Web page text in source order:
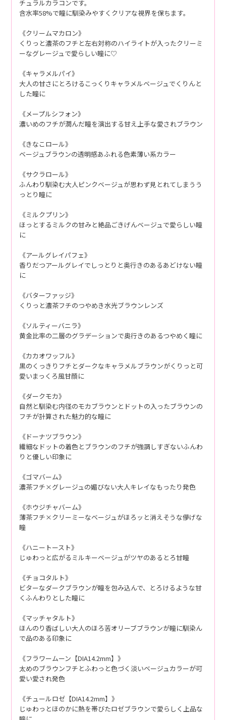
チュラルカラコンです。
含水率58%で瞳に馴染みやすくクリアな視界を保ちます。
《クリームマカロン》
くりっと濃茶のフチと左右対称のハイライトが入ったクリーミ
ーなグレージュで愛らしい瞳に♡
《キャラメルパイ》
大人の甘さにとろけるこっくりキャラメルベージュでくりんと
した瞳に
《メープルシフォン》
濃いめのフチが潤んだ瞳を演出する甘え上手な愛されブラウン
《きなこロール》
ベージュブラウンの透明感あふれる色素薄い系カラー
《サクラロール》
ふんわり馴染む大人ピンクベージュが思わず見とれてしまうう
っとり瞳に
《ミルクプリン》
ほっとするミルクの甘みと絶品ごきげんベージュで愛らしい瞳
に
《アールグレイパフェ》
香りだつアールグレイでしっとりと奥行きのあるあどけない瞳
に
《バターファッジ》
くりっと濃茶フチのつやめき水光ブラウンレンズ
《ソルティーバニラ》
黄金比率の二層のグラデーションで奥行きのあるつやめく瞳に
《カカオワッフル》
黒のくっきりフチとダークなキャラメルブラウンがくりっと可
愛いまっくろ風甘顔に
《ダークモカ》
自然と馴染む内径のモカブラウンとドットの入ったブラウンの
フチが計算された魅力的な瞳に
《ドーナツブラウン》
繊細なドットの着色とブラウンのフチが強調しすぎないふんわ
りと優しい印象に
《ゴマバーム》
濃茶フチ×グレージュの媚びない大人キレイなもったり発色
《ホウジチャバーム》
薄茶フチ×クリーミーなベージュがほろッと消えそうな儚げな
瞳
《ハニートースト》
じゅわっと広がるミルキーベージュがツヤのあるとろ甘瞳
《チョコタルト》
ビターなダークブラウンが瞳を包み込んで、とろけるような甘
くふんわりとした瞳に
《マッチャタルト》
ほんのり香ばしい大人のほろ苦オリーブブラウンが瞳に馴染ん
で品のある印象に
《フラワームーン【DIA14.2mm】》
太めのブラウンフチとふわっと色づく淡いベージュカラーが可
愛い愛され発色
《チュールロゼ【DIA14.2mm】》
じゅわっとほのかに熱を帯びたロゼブラウンで愛らしく上品な